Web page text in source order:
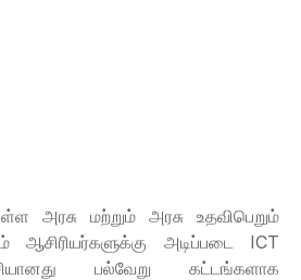
அரசு மற்றும் அரசு உதவிபெறும்
ஆசிரியர்களுக்கு அடிப்படை ICT
பல்வேறு கட்டங்களாக